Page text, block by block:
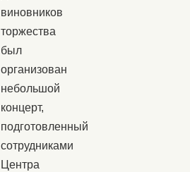
виновников
торжества
был
организован
небольшой
концерт,
подготовленный
сотрудниками
Центра